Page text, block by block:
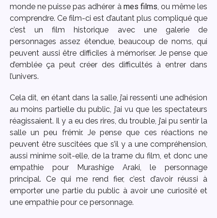
monde ne puisse pas adhérer à mes films , ou même les
comprendre. Ce film-ci est d’autant plus compliqué que
c’est un film historique avec une galerie de
personnages assez étendue, beaucoup de noms, qui
peuvent aussi être difficiles à mémoriser. Je pense que
d’emblée ça peut créer des difficultés à entrer dans
l’univers.
Cela dit, en étant dans la salle, j’ai ressenti une adhésion
au moins partielle du public, j’ai vu que les spectateurs
réagissaient. Il y a eu des rires, du trouble, j’ai pu sentir la
salle un peu frémir. Je pense que ces réactions ne
peuvent être suscitées que s’il y a une compréhension,
aussi minime soit-elle, de la trame du film, et donc une
empathie pour Murashige Araki, le personnage
principal. Ce qui me rend fier, c’est d’avoir réussi à
emporter une partie du public à avoir une curiosité et
une empathie pour ce personnage.